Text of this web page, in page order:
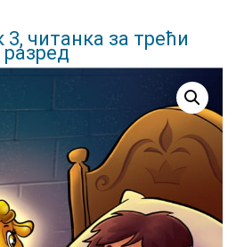
3, читанка за трећи
разред